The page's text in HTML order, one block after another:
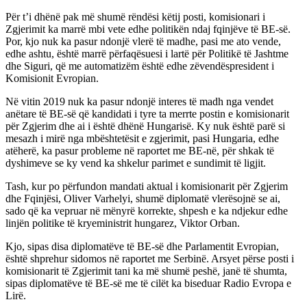
Për t’i dhënë pak më shumë rëndësi këtij posti, komisionari i
Zgjerimit ka marrë mbi vete edhe politikën ndaj fqinjëve të BE-së.
Por, kjo nuk ka pasur ndonjë vlerë të madhe, pasi me ato vende,
edhe ashtu, është marrë përfaqësuesi i lartë për Politikë të Jashtme
dhe Siguri, që me automatizëm është edhe zëvendëspresident i
Komisionit Evropian.
Në vitin 2019 nuk ka pasur ndonjë interes të madh nga vendet
anëtare të BE-së që kandidati i tyre ta merrte postin e komisionarit
për Zgjerim dhe ai i është dhënë Hungarisë. Ky nuk është parë si
mesazh i mirë nga mbështetësit e zgjerimit, pasi Hungaria, edhe
atëherë, ka pasur probleme në raportet me BE-në, për shkak të
dyshimeve se ky vend ka shkelur parimet e sundimit të ligjit.
Tash, kur po përfundon mandati aktual i komisionarit për Zgjerim
dhe Fqinjësi, Oliver Varhelyi, shumë diplomatë vlerësojnë se ai,
sado që ka vepruar në mënyrë korrekte, shpesh e ka ndjekur edhe
linjën politike të kryeministrit hungarez, Viktor Orban.
Kjo, sipas disa diplomatëve të BE-së dhe Parlamentit Evropian,
është shprehur sidomos në raportet me Serbinë. Arsyet përse posti i
komisionarit të Zgjerimit tani ka më shumë peshë, janë të shumta,
sipas diplomatëve të BE-së me të cilët ka biseduar Radio Evropa e
Lirë.